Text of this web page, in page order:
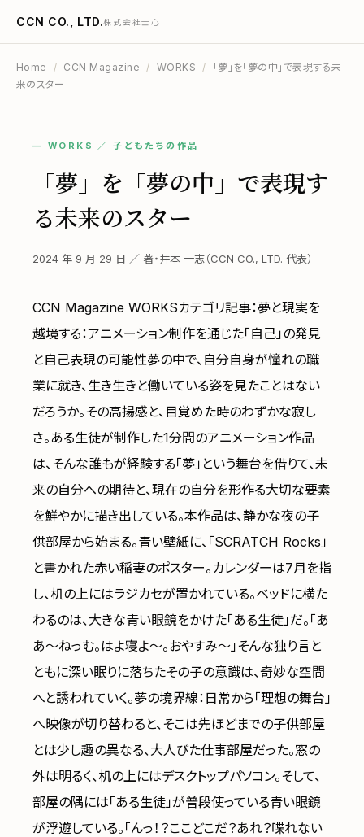
CCN CO., LTD.株式会社士心
Home / CCN Magazine / WORKS /
「夢」を「夢の中」で表現する未
来のスター
— WORKS ／ 子どもたちの作品
「夢」を「夢の中」で表現す
る未来のスター
2024 年 9 月 29 日 ／ 著・井本 一志（CCN CO., LTD. 代表）
CCN Magazine WORKSカテゴリ記事：夢と現実を
越境する：アニメーション制作を通じた「自己」の発見
と自己表現の可能性夢の中で、自分自身が憧れの職
業に就き、生き生きと働いている姿を見たことはない
だろうか。その高揚感と、目覚めた時のわずかな寂し
さ。ある生徒が制作した1分間のアニメーション作品
は、そんな誰もが経験する「夢」という舞台を借りて、未
来の自分への期待と、現在の自分を形作る大切な要素
を鮮やかに描き出している。本作品は、静かな夜の子
供部屋から始まる。青い壁紙に、「SCRATCH Rocks」
と書かれた赤い稲妻のポスター。カレンダーは7月を指
し、机の上にはラジカセが置かれている。ベッドに横た
わるのは、大きな青い眼鏡をかけた「ある生徒」だ。「あ
あ〜ねっむ。はよ寝よ〜。おやすみ〜」そんな独り言と
ともに深い眠りに落ちたその子の意識は、奇妙な空間
へと誘われていく。夢の境界線：日常から「理想の舞台」
へ映像が切り替わると、そこは先ほどまでの子供部屋
とは少し趣の異なる、大人びた仕事部屋だった。窓の
外は明るく、机の上にはデスクトップパソコン。そして、
部屋の隅には「ある生徒」が普段使っている青い眼鏡
が浮遊している。「んっ！？ここどこだ？あれ？喋れない